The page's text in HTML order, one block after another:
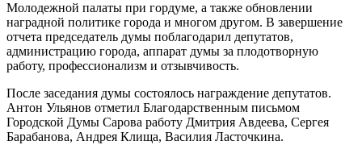
Молодежной палаты при гордуме, а также обновлении
наградной политике города и многом другом. В завершение
отчета председатель думы поблагодарил депутатов,
администрацию города, аппарат думы за плодотворную
работу, профессионализм и отзывчивость.
После заседания думы состоялось награждение депутатов.
Антон Ульянов отметил Благодарственным письмом
Городской Думы Сарова работу Дмитрия Авдеева, Сергея
Барабанова, Андрея Клища, Василия Ласточкина.